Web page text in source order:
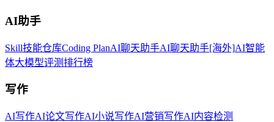
AI助手
Skill技能仓库Coding PlanAI聊天助手AI聊天助手[海外]AI智能
体大模型评测排行榜
写作
AI写作AI论文写作AI小说写作AI营销写作AI内容检测